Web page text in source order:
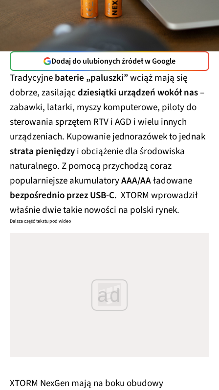
Dodaj do ulubionych źródeł w Google
Tradycyjnebaterie „paluszki”wciąż mają się
dobrze, zasilającdziesiątki urządzeń wokół nas–
zabawki, latarki, myszy komputerowe, piloty do
sterowania sprzętem RTV i AGD i wielu innych
urządzeniach. Kupowanie jednorazówek to jednak
strata pieniędzyi obciążenie dla środowiska
naturalnego. Z pomocą przychodzą coraz
popularniejsze akumulatoryAAA/AAładowane
bezpośrednio przez USB-C. XTORM wprowadził
właśnie dwie takie nowości na polski rynek.
Dalsza część tekstu pod wideo
ad
XTORM NexGen mają na boku obudowy